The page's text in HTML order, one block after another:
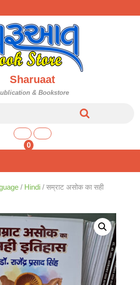
Sharuaat
& Bookstore
0
shopping
/ Hindi / सम्राट असोक का सही